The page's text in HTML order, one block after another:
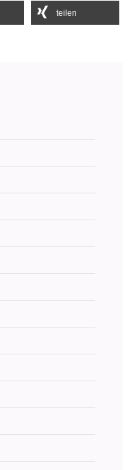
teilen